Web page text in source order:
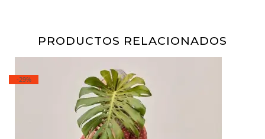
PRODUCTOS RELACIONADOS
-29%